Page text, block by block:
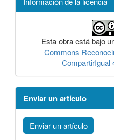
Esta obra está bajo
Commons
CompartirIgual
Enviar un artículo
Enviar un artículo